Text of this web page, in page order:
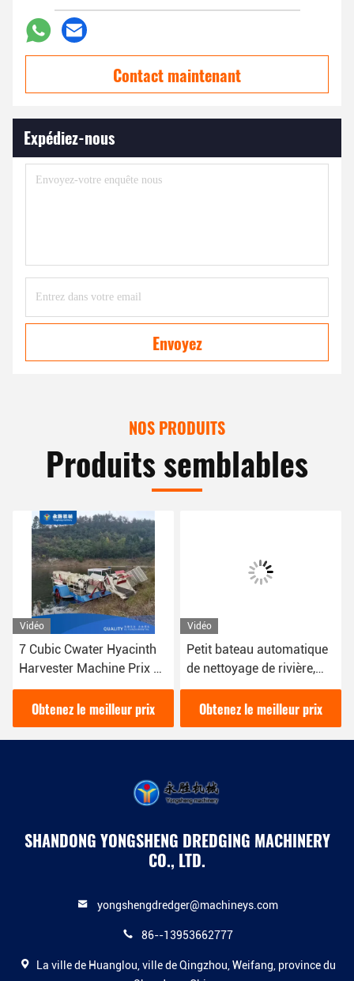
Contact maintenant
Expédiez-nous
Envoyez
NOS PRODUITS
Produits semblables
Vidéo
7 Cubic Cwater Hyacinth
Harvester Machine Prix de
collecte et de nettoyage
des usines d'eau de rivière
Obtenez le meilleur prix
Vidéo
Petit bateau automatique
de nettoyage de rivière,
récolteuse de jacinthes
d'eau d'une capacité de 8
m3
Obtenez le meilleur prix
SHANDONG YONGSHENG DREDGING MACHINERY
CO., LTD.
yongshengdredger@machineys.com
86--13953662777
La ville de Huanglou, ville de Qingzhou, Weifang, province du